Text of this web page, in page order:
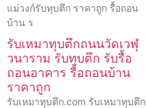
แม่วงก์รับทุบตึก ราคาถูก รื้อถอน
บ้าน ร
รับเหมาทุบตึกถนนวัดเวฬุ
วนาราม รับทุบตึก รับรื้อ
ถอนอาคาร รื้อถอนบ้าน
ราคาถูก
รับเหมาทุบตึก.com รับเหมาทุบตึก